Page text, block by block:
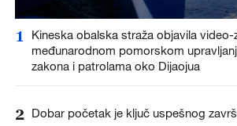
1
Kineska obalska straža objavila video-
međunarodnom pomorskom
zakona i patrolama oko Dijaojua
2 Dobar početak je ključ uspešnog